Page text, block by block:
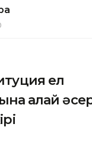
ел
қалай